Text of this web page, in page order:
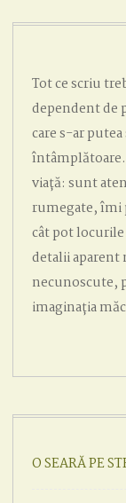
Tot ce scriu
dependent de
care s-ar
întâmplătoare.
viață: sunt
rumegate, îmi
cât pot
detalii
necunoscute,
imaginația
O SEARĂ PE